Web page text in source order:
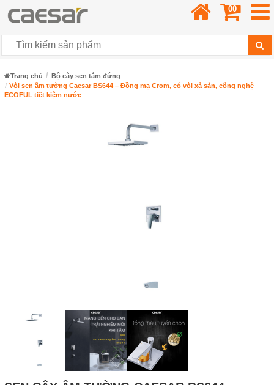
00
Trang chủ
Bộ cây sen tắm đứng
Vòi sen âm tường Caesar BS644 – Đồng mạ Crom, có vòi xả sàn, công nghệ
ECOFUL tiết kiệm nước